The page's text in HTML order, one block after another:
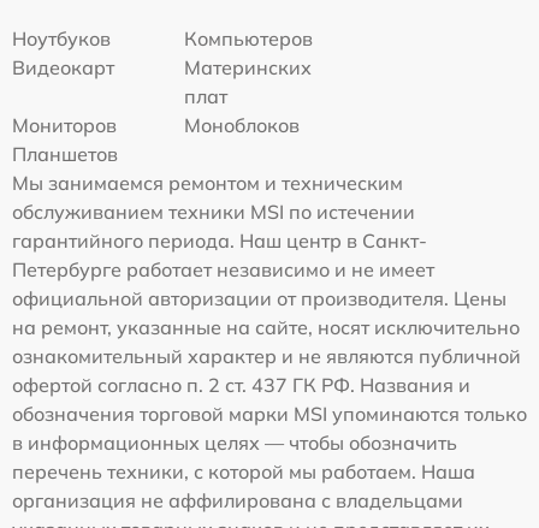
Ноутбуков
Компьютеров
Видеокарт
Материнских
плат
Мониторов
Моноблоков
Планшетов
Мы занимаемся ремонтом и техническим
обслуживанием техники MSI по истечении
гарантийного периода. Наш центр в Санкт-
Петербурге работает независимо и не имеет
официальной авторизации от производителя. Цены
на ремонт, указанные на сайте, носят исключительно
ознакомительный характер и не являются публичной
офертой согласно п. 2 ст. 437 ГК РФ. Названия и
обозначения торговой марки MSI упоминаются только
в информационных целях — чтобы обозначить
перечень техники, с которой мы работаем. Наша
организация не аффилирована с владельцами